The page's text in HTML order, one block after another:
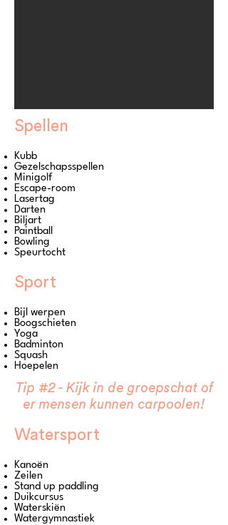
Spellen
Kubb
Gezelschapsspellen
Minigolf
Escape-room
Lasertag
Darten
Biljart
Paintball
Bowling
Speurtocht
Sport
Bijl werpen
Boogschieten
Yoga
Badminton
Squash
Hoepelen
Tip #2 - Kijk in de groepschat of
er mensen kunnen carpoolen!
Watersport
Kanoën
Zeilen
Stand up paddling
Duikcursus
Waterskiën
Watergymnastiek